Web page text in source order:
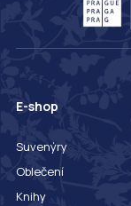
E-shop
Suvenýry
Oblečení
Knihy